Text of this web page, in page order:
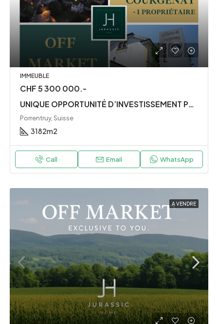
IMMEUBLE
CHF 5 300 000.-
UNIQUE OPPORTUNITÉ D’INVESTISSEMENT PORTEFEUILLE À 5% NET / année – JURA – 3 IMMEUBLES
Porrentruy, Suisse
3182m2
Call Email WhatsApp
A VENDRE